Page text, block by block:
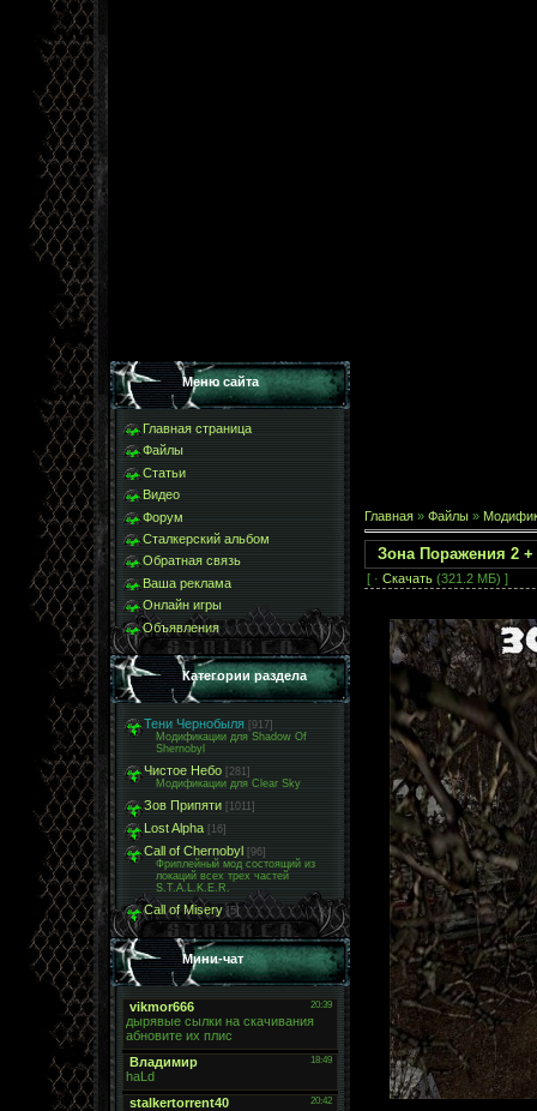
Меню сайта
Главная страница
Файлы
Статьи
Видео
Форум
Сталкерский альбом
Обратная связь
Ваша реклама
Онлайн игры
Объявления
Категории раздела
Тени Чернобыля [917]
Модификации для Shadow Of
Shernobyl
Чистое Небо [281]
Модификации для Clear Sky
Зов Припяти [1011]
Lost Alpha [16]
Call of Chernobyl [96]
Фриплейный мод состоящий из
локаций всех трех частей
S.T.A.L.K.E.R.
Call of Misery [5]
Мини-чат
Главная » Файлы »
Зона Поражения 2
[ · Скачать (321.2 МБ) ]